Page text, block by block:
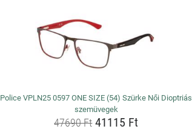
Police VPLN25 0597 ONE SIZE (54) Szürke Női Dioptriás
szemüvegek
47690 Ft41115 Ft